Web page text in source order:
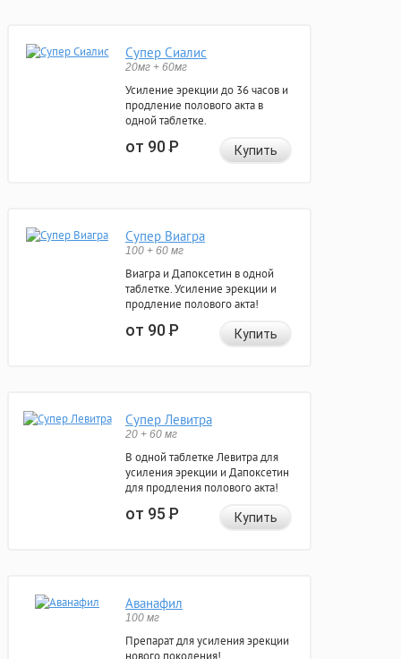
Супер Сиалис
20мг + 60мг
Усиление эрекции до 36 часов и
продление полового акта в
одной таблетке.
от 90Р Купить
Супер Виагра
100 + 60 мг
Виагра и Дапоксетин в одной
таблетке. Усиление эрекции и
продление полового акта!
от 90Р Купить
Супер Левитра
20 + 60 мг
В одной таблетке Левитра для
усиления эрекции и Дапоксетин
для продления полового акта!
от 95Р Купить
Аванафил
100 мг
Препарат для усиления эрекции